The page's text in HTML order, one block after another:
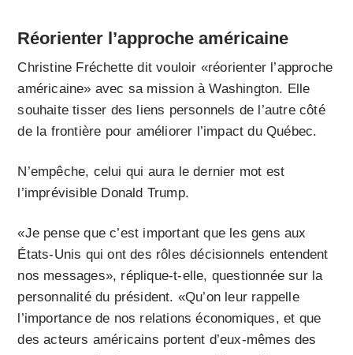
Réorienter l’approche américaine
Christine Fréchette dit vouloir «réorienter l’approche
américaine» avec sa mission à Washington. Elle
souhaite tisser des liens personnels de l’autre côté
de la frontière pour améliorer l’impact du Québec.
N’empêche, celui qui aura le dernier mot est
l’imprévisible Donald Trump.
«Je pense que c’est important que les gens aux
États-Unis qui ont des rôles décisionnels entendent
nos messages», réplique-t-elle, questionnée sur la
personnalité du président. «Qu’on leur rappelle
l’importance de nos relations économiques, et que
des acteurs américains portent d’eux-mêmes des